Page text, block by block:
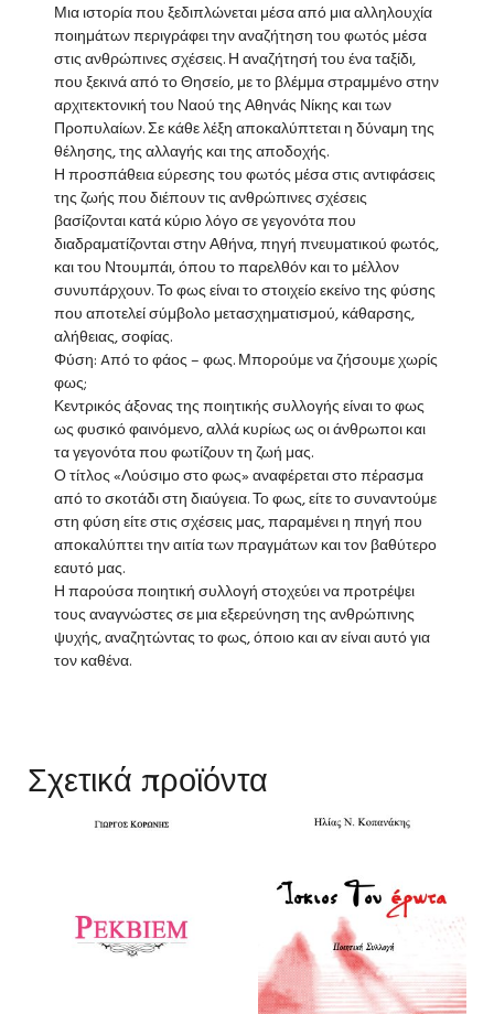
Μια ιστορία που ξεδιπλώνεται μέσα από μια αλληλουχία
ποιημάτων περιγράφει την αναζήτηση του φωτός μέσα
στις ανθρώπινες σχέσεις. Η αναζήτησή του ένα ταξίδι,
που ξεκινά από το Θησείο, με το βλέμμα στραμμένο στην
αρχιτεκτονική του Ναού της Αθηνάς Νίκης και των
Προπυλαίων. Σε κάθε λέξη αποκαλύπτεται η δύναμη της
θέλησης, της αλλαγής και της αποδοχής.
Η προσπάθεια εύρεσης του φωτός μέσα στις αντιφάσεις
της ζωής που διέπουν τις ανθρώπινες σχέσεις
βασίζονται κατά κύριο λόγο σε γεγονότα που
διαδραματίζονται στην Αθήνα, πηγή πνευματικού φωτός,
και του Ντουμπάι, όπου το παρελθόν και το μέλλον
συνυπάρχουν. Το φως είναι το στοιχείο εκείνο της φύσης
που αποτελεί σύμβολο μετασχηματισμού, κάθαρσης,
αλήθειας, σοφίας.
Φύση: Aπό το φάος – φως. Μπορούμε να ζήσουμε χωρίς
φως;
Κεντρικός άξονας της ποιητικής συλλογής είναι το φως
ως φυσικό φαινόμενο, αλλά κυρίως ως οι άνθρωποι και
τα γεγονότα που φωτίζουν τη ζωή μας.
Ο τίτλος «Λούσιμο στο φως» αναφέρεται στο πέρασμα
από το σκοτάδι στη διαύγεια. Το φως, είτε το συναντούμε
στη φύση είτε στις σχέσεις μας, παραμένει η πηγή που
αποκαλύπτει την αιτία των πραγμάτων και τον βαθύτερο
εαυτό μας.
Η παρούσα ποιητική συλλογή στοχεύει να προτρέψει
τους αναγνώστες σε μια εξερεύνηση της ανθρώπινης
ψυχής, αναζητώντας το φως, όποιο και αν είναι αυτό για
τον καθένα.
Σχετικά προϊόντα